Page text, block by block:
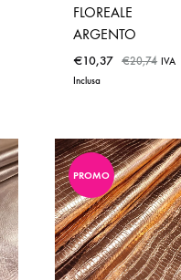
FLOREALE
ARGENTO
€10,37 €20,74 IVA
Inclusa
ADD
TO
WISHLIST
PROMO